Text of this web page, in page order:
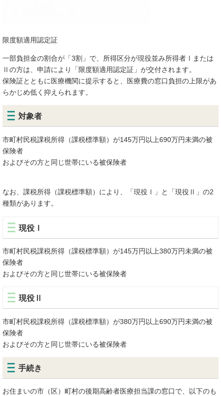
限度額適用認定証
一部負担金の割合が「3割」で、所得区分が現役並み所得者Ⅰまたは
Ⅱの方は、申請により「限度額適用認定証」が交付されます。
保険証とともに医療機関に提示すると、医療費の窓口負担の上限があ
らかじめ低く抑えられます。
対象者
市町村民税課税所得（課税標準額）が145万円以上690万円未満の被
保険者
およびその方と同じ世帯にいる被保険者
なお、課税所得（課税標準額）により、「現役Ⅰ」と「現役Ⅱ」の2
種類があります。
現役Ⅰ
市町村民税課税所得（課税標準額）が145万円以上380万円未満の被
保険者
およびその方と同じ世帯にいる被保険者
現役Ⅱ
市町村民税課税所得（課税標準額）が380万円以上690万円未満の被
保険者
およびその方と同じ世帯にいる被保険者
手続き
お住まいの市（区）町村の後期高齢者医療担当課の窓口で、以下のも